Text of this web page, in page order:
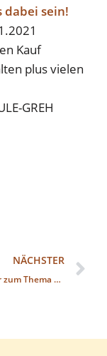
dabei sein!
Kauf
plus vielen
GREH
NÄCHSTER
Live Webinar zum Thema GFK und Tiere am Montag dem 10.01.22